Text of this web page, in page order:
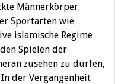
Männerkörper.
Sportarten wie
islamische Regime
Spielen der
zusehen zu dürfen,
der Vergangenheit